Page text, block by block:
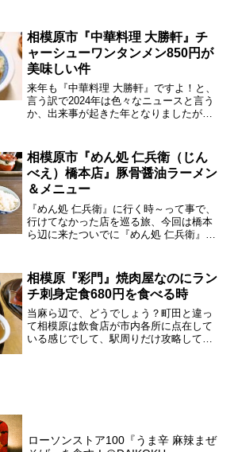
第。いや、昨今はあれこれ値上がりして
いて、わりとランチも悩む...
相模原市『中華料理 大勝軒』チ
ャーシューワンタンメン850円が
美味しい件
来年も『中華料理 大勝軒』ですよ！と、
言う訳で2024年は色々なニュースと言う
か、出来事が起きた年となりましたが、
どころか700円な時代、チェーン店のラー
メンす...
相模原市『めん処 仁兵衛（じん
べえ）橋本店』豚骨醤油ラーメン
＆メニュー
『めん処 仁兵衛』に行く時～って事で、
行けてなかった店を巡る旅、今回は橋本
ら辺に来たついでに『めん処 仁兵衛』に
たんですけどね～まあ、しかし。昨今は
ラーメン屋さんの値...
相模原『彩門』焼肉屋なのにラン
チ刺身定食680円を食べる時
当麻ら辺で、どうでしょう？町田と違っ
て相模原は飲食店が市内各所に点在して
いる感じでして、駅周りだけ攻略しても
ローソンストア100『うま辛 麻辣まぜ